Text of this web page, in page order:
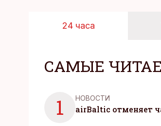
24 часа
САМЫЕ
1 НОВОСТИ
airBaltic отменяет